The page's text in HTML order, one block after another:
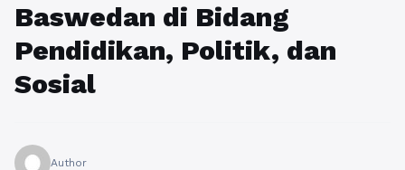
Baswedan di Bidang
Pendidikan, Politik, dan
Sosial
Author